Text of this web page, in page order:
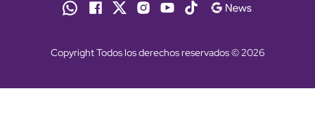
Copyright Todos los derechos reservados © 2026